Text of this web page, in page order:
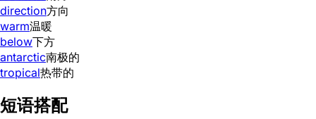
direction方向
warm温暖
below下方
antarctic南极的
tropical热带的
短语搭配